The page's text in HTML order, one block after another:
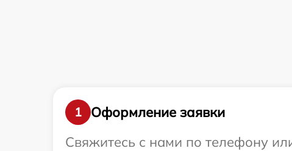
1
Оформление заявки
Свяжитесь с нами по телефону